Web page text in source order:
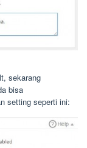
sekarang
bisa
setting seperti ini: